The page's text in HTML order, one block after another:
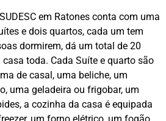
em Ratones conta com uma
e dois quartos, cada um tem
dormirem, dá um total de 20
toda. Cada Suíte e quarto são
de casal, uma beliche, um
uma geladeira ou frigobar, um
a cozinha da casa é equipada